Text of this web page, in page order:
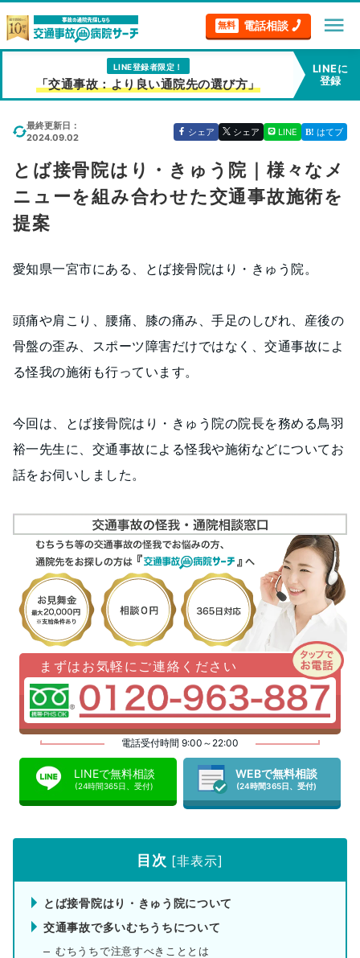
無料 電話相談 menu
LINE登録者限定！
「交通事故：より良い通院先の選び方」
LINEに
登録
最終更新日：
2024.09.02
シェア シェア LINE はてブ
とば接骨院はり・きゅう院｜様々なメ
ニューを組み合わせた交通事故施術を
提案
愛知県一宮市にある、とば接骨院はり・きゅう院。
頭痛や肩こり、腰痛、膝の痛み、手足のしびれ、産後の
骨盤の歪み、スポーツ障害だけではなく、交通事故によ
る怪我の施術も行っています。
今回は、とば接骨院はり・きゅう院の院長を務める鳥羽
裕一先生に、交通事故による怪我や施術などについてお
話をお伺いしました。
まずはお気軽にご連絡ください
電話受付時間 9:00～22:00
LINEで無料相談
(24時間365日、受付)
WEBで無料相談
(24時間365日、受付)
目次 [非表示]
とば接骨院はり・きゅう院について
交通事故で多いむちうちについて
むちうちで注意すべきこととは